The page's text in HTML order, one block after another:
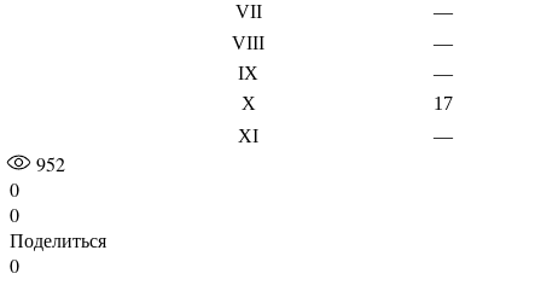
VII
—
VIII
—
IX
—
X
17
XI
—
952
0
0
Поделиться
0